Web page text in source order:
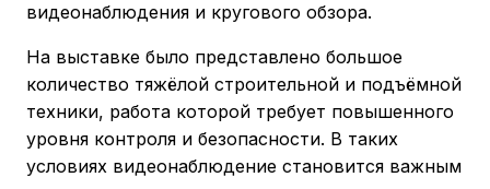
видеонаблюдения и кругового обзора.
На выставке было представлено большое
количество тяжёлой строительной и подъёмной
техники, работа которой требует повышенного
уровня контроля и безопасности. В таких
условиях видеонаблюдение становится важным